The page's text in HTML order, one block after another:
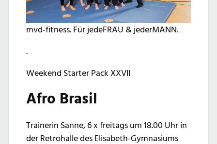
mvd-fitness. Für jedeFRAU & jederMANN.
.
Weekend Starter Pack XXVII
Afro Brasil
Trainerin Sanne, 6 x freitags um 18.00 Uhr in
der Retrohalle des Elisabeth-Gymnasiums